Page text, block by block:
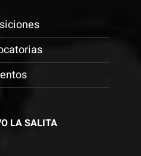
LA SALITA